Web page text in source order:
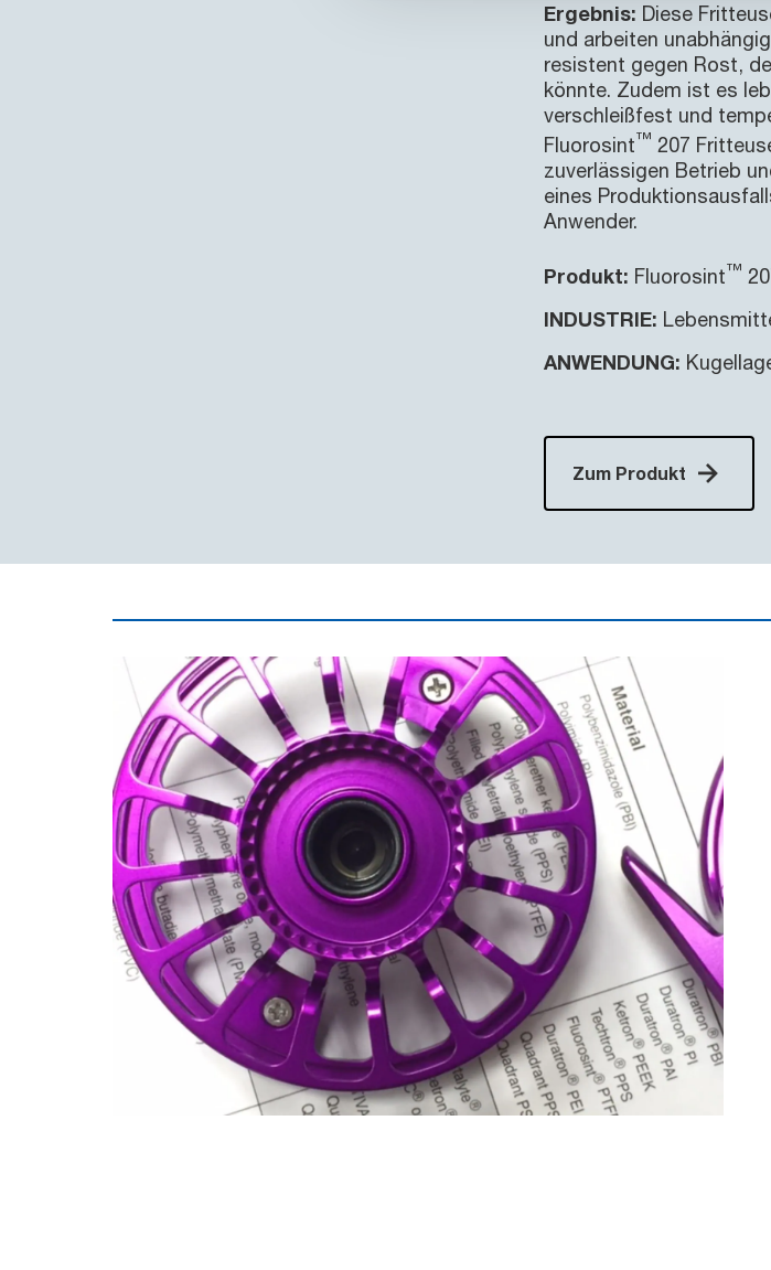
Ergebnis: Diese
und arbeiten
resistent gegen Rost,
könnte. Zudem ist es
verschleißfest und
Fluorosint™ 207
zuverlässigen Betrieb
eines
Anwender.
Produkt: Fluorosint™
INDUSTRIE:
ANWENDUNG:
Zum Produkt